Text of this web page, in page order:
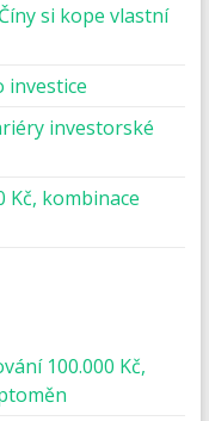
si kope vlastní
investice
investorské
Kč, kombinace
100.000 Kč,